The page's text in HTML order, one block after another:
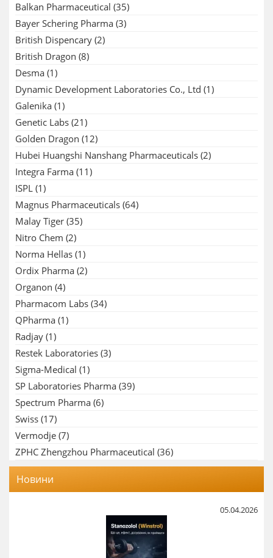
Balkan Pharmaceutical (35)
Bayer Schering Pharma (3)
British Dispencary (2)
British Dragon (8)
Desma (1)
Dynamic Development Laboratories Co., Ltd (1)
Galenika (1)
Genetic Labs (21)
Golden Dragon (12)
Hubei Huangshi Nanshang Pharmaceuticals (2)
Integra Farma (11)
ISPL (1)
Magnus Pharmaceuticals (64)
Malay Tiger (35)
Nitro Chem (2)
Norma Hellas (1)
Ordix Pharma (2)
Organon (4)
Pharmacom Labs (34)
QPharma (1)
Radjay (1)
Restek Laboratories (3)
Sigma-Medical (1)
SP Laboratories Pharma (39)
Spectrum Pharma (6)
Swiss (17)
Vermodje (7)
ZPHC Zhengzhou Pharmaceutical (36)
Новини
05.04.2026